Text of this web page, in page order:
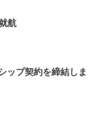
航
ップ契約を締結しま